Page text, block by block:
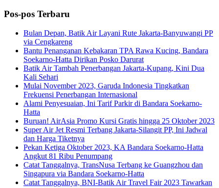
Pos-pos Terbaru
Bulan Depan, Batik Air Layani Rute Jakarta-Banyuwangi PP
via Cengkareng
Bantu Penanganan Kebakaran TPA Rawa Kucing, Bandara
Soekarno-Hatta Dirikan Posko Darurat
Batik Air Tambah Penerbangan Jakarta-Kupang, Kini Dua
Kali Sehari
Mulai November 2023, Garuda Indonesia Tingkatkan
Frekuensi Penerbangan Internasional
Alami Penyesuaian, Ini Tarif Parkir di Bandara Soekarno-
Hatta
Buruan! AirAsia Promo Kursi Gratis hingga 25 Oktober 2023
Super Air Jet Resmi Terbang Jakarta-Silangit PP, Ini Jadwal
dan Harga Tiketnya
Pekan Ketiga Oktober 2023, KA Bandara Soekarno-Hatta
Angkut 81 Ribu Penumpang
Catat Tanggalnya, TransNusa Terbang ke Guangzhou dan
Singapura via Bandara Soekarno-Hatta
Catat Tanggalnya, BNI-Batik Air Travel Fair 2023 Tawarkan